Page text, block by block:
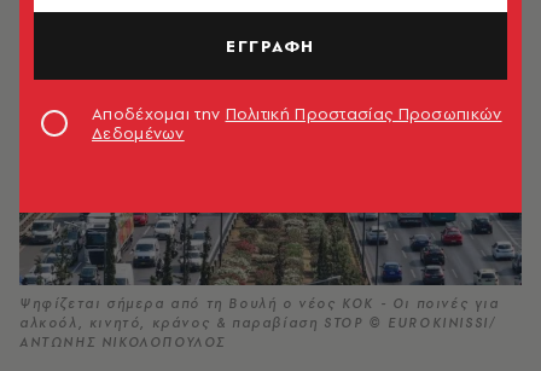
Ψηφίζεται σήμερα από τη Βουλή ο νέος ΚΟΚ - Οι ποινές για
αλκοόλ, κινητό, κράνος & παραβίαση STOP © EUROKINISSI/
ΑΝΤΩΝΗΣ ΝΙΚΟΛΟΠΟΥΛΟΣ
ΕΓΓΡΑΦΗ
Αποδέχομαι την Πολιτική Προστασίας Προσωπικών
Δεδομένων